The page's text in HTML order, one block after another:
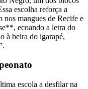
escolha reforça a
mangues de Recife e
ecoando a letra do
à beira do igarapé,
escola a desfilar na